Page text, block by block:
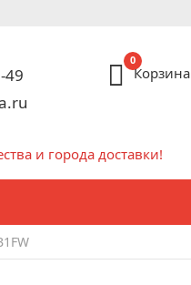
49
0
Корзина
и города доставки!